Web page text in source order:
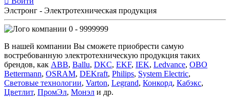
Элстронг - Электротехническая продукция
0 - 9999999
В нашей компании Вы сможете приобрести самую
востребованную электротехническую продукция таких
брендов, как ABB, Ballu, DKC, EKF, IEK, Ledvance, OBO
Bettermann, OSRAM, DEKraft, Philips, System Electric,
Световые технологии, Varton, Legrand, Конкорд, Кабэкс,
Цветлит, ПромЭл, Монэл и др.